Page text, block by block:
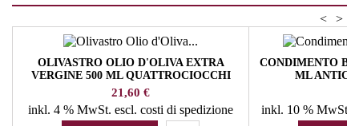
>
<
OLIVASTRO OLIO D'OLIVA EXTRA
VERGINE 500 ML QUATTROCIOCCHI
Prezzo
21,60 €
inkl. 4 % MwSt. escl. costi di spedizione
CONDIMENTO
ML ANTICA
inkl. 10 % MwSt.